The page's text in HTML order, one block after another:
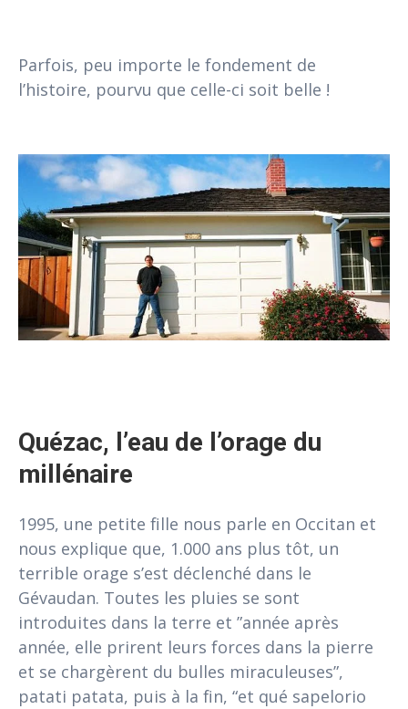
Parfois, peu importe le fondement de
l’histoire, pourvu que celle-ci soit belle !
Quézac, l’eau de l’orage du
millénaire
1995, une petite fille nous parle en Occitan et
nous explique que, 1.000 ans plus tôt, un
terrible orage s’est déclenché dans le
Gévaudan. Toutes les pluies se sont
introduites dans la terre et ”année après
année, elle prirent leurs forces dans la pierre
et se chargèrent du bulles miraculeuses”,
patati patata, puis à la fin, “et qué sapelorio